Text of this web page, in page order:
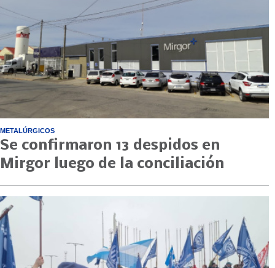
METALÚRGICOS
Se confirmaron 13 despidos en
Mirgor luego de la conciliación